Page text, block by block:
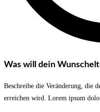
Was will dein
Beschreibe die Veränderung, die
erreichen wird. Lorem ipsum